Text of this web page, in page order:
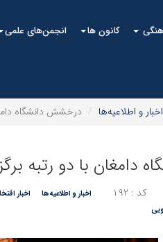
کانون ها انجمن‌های علمی
اخبار و اطلاعیه‌ها درخشش دانشگاه
دامغان با دو رتبه
کد : ۱۹۲ اخبار و اطلاعیه‌ها
اخبار